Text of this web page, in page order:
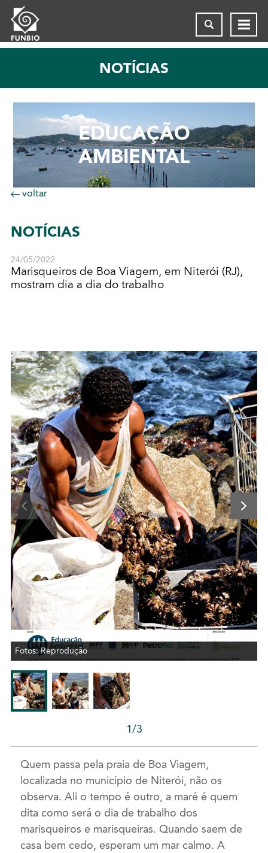
NOTÍCIAS
EDUCAÇÃO
AMBIENTAL
voltar
NOTÍCIAS
24/05/2022
Marisqueiros de Boa Viagem, em Niterói (RJ),
mostram dia a dia do trabalho
Fotos: Reprodução
1/3
Quem passa pela praia de Boa Viagem,
localizada no município de Niterói, não os
observa. Ali o tempo é outro, a maré é quem
dita como será o dia de trabalho dos
marisqueiros e marisqueiras. Quando saem de
casa bem cedo, esperam um mar calmo. A